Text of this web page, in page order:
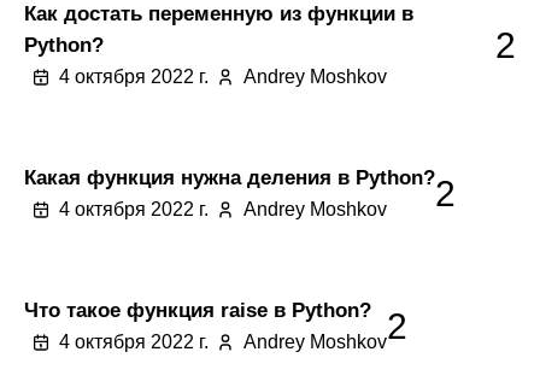
Как достать переменную из функции в
Python?
4 октября 2022 г. Andrey Moshkov
2
Какая функция нужна деления в Python?
4 октября 2022 г. Andrey Moshkov 2
Что такое функция raise в Python?
4 октября 2022 г. Andrey Moshkov2